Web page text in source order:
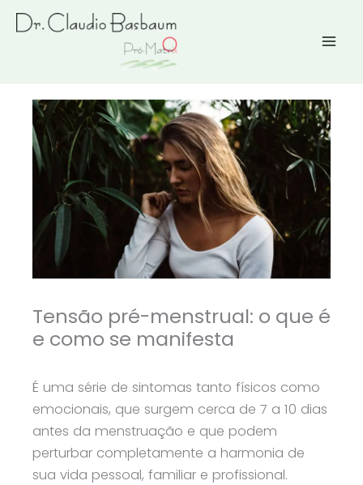
para
Tensão pré-menstrual: o que é
e como se manifesta
É uma série de sintomas tanto físicos como
emocionais, que surgem cerca de 7 a 10 dias
antes da menstruação e que podem
perturbar completamente a harmonia de
sua vida pessoal, familiar e profissional.